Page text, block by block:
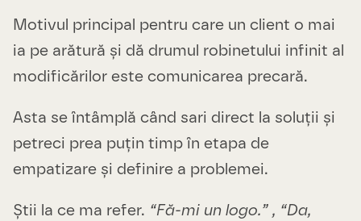
Motivul principal pentru care un client o mai
ia pe arătură și dă drumul robinetului infinit al
modificărilor este comunicarea precară.
Asta se întâmplă când sari direct la soluții și
petreci prea puțin timp în etapa de
empatizare și definire a problemei.
Știi la ce ma refer. “Fă-mi un logo.” , “Da,